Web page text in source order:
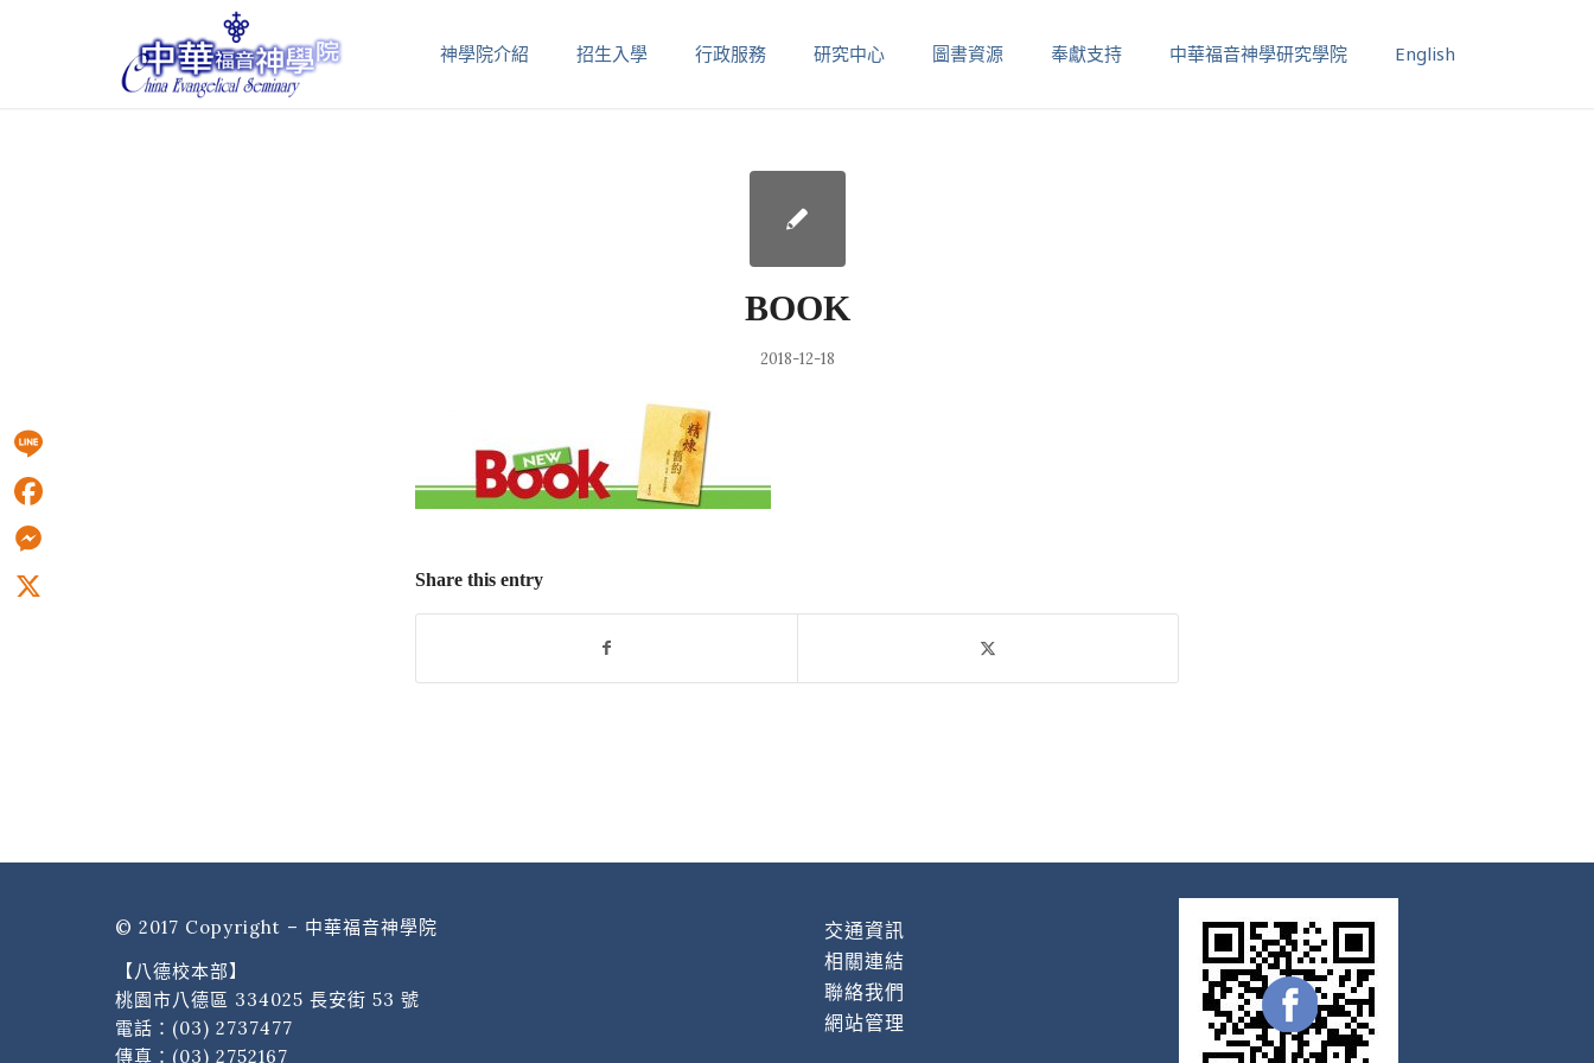
神學院介紹 招生入學 行政服務 研究中心 圖書資源 奉獻支持 中華福音神學研究學院 English
BOOK
2018-12-18
Share this entry
© 2017 Copyright – 中華福音神學院
【八德校本部】
桃園市八德區 334025 長安街 53 號
電話： (03) 2737477
傳真：(03) 2752167
交通資訊
相關連結
聯絡我們
網站管理
Line
Facebook
Messenger